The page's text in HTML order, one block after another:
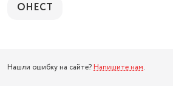
ОНЕСТ
Нашли ошибку на сайте? Напишите нам.